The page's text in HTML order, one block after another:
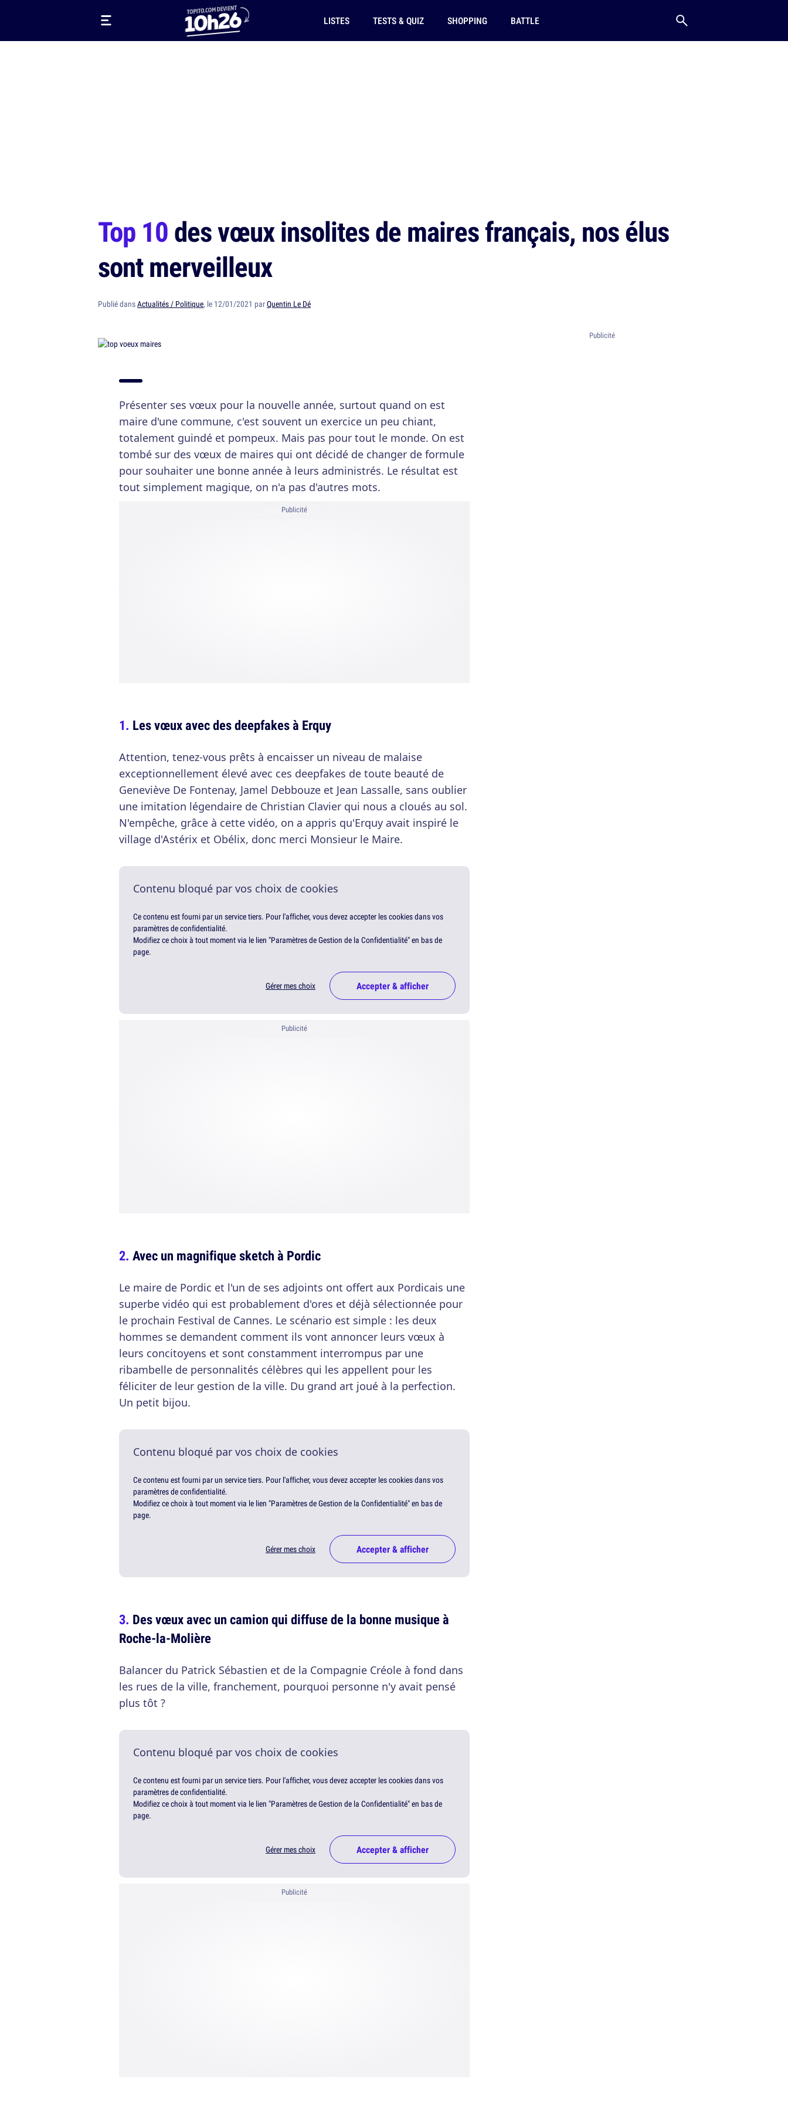
LISTES TESTS & QUIZ SHOPPING BATTLE
Top 10des vœux insolites de maires français, nos élus
sont merveilleux
Publié dansActualités / Politique, le 12/01/2021 parQuentin Le Dé
Présenter ses vœux pour la nouvelle année, surtout quand on est
maire d'une commune, c'est souvent un exercice un peu chiant,
totalement guindé et pompeux. Mais pas pour tout le monde. On est
tombé sur des vœux de maires qui ont décidé de changer de formule
pour souhaiter une bonne année à leurs administrés. Le résultat est
tout simplement magique, on n'a pas d'autres mots.
Publicité
Les vœux avec des deepfakes à Erquy
Attention, tenez-vous prêts à encaisser un niveau de malaise
exceptionnellement élevé avec ces deepfakes de toute beauté de
Geneviève De Fontenay, Jamel Debbouze et Jean Lassalle, sans oublier
une imitation légendaire de Christian Clavier qui nous a cloués au sol.
N'empêche, grâce à cette vidéo, on a appris qu'Erquy avait inspiré le
village d'Astérix et Obélix, donc merci Monsieur le Maire.
Contenu bloqué par vos choix de cookies
Ce contenu est fourni par un service tiers. Pour l'afficher, vous devez accepter les cookies dans vos
paramètres de confidentialité.
Modifiez ce choix à tout moment via le lien "Paramètres de Gestion de la Confidentialité" en bas de
page.
Gérer mes choix Accepter & afficher
Publicité
Avec un magnifique sketch à Pordic
Le maire de Pordic et l'un de ses adjoints ont offert aux Pordicais une
superbe vidéo qui est probablement d'ores et déjà sélectionnée pour
le prochain Festival de Cannes. Le scénario est simple : les deux
hommes se demandent comment ils vont annoncer leurs vœux à
leurs concitoyens et sont constamment interrompus par une
ribambelle de personnalités célèbres qui les appellent pour les
féliciter de leur gestion de la ville. Du grand art joué à la perfection.
Un petit bijou.
Contenu bloqué par vos choix de cookies
Ce contenu est fourni par un service tiers. Pour l'afficher, vous devez accepter les cookies dans vos
paramètres de confidentialité.
Modifiez ce choix à tout moment via le lien "Paramètres de Gestion de la Confidentialité" en bas de
page.
Gérer mes choix Accepter & afficher
Des vœux avec un camion qui diffuse de la bonne musique à
Roche-la-Molière
Balancer du Patrick Sébastien et de la Compagnie Créole à fond dans
les rues de la ville, franchement, pourquoi personne n'y avait pensé
plus tôt ?
Contenu bloqué par vos choix de cookies
Ce contenu est fourni par un service tiers. Pour l'afficher, vous devez accepter les cookies dans vos
paramètres de confidentialité.
Modifiez ce choix à tout moment via le lien "Paramètres de Gestion de la Confidentialité" en bas de
page.
Gérer mes choix Accepter & afficher
Publicité